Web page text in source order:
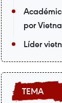
por
Líder